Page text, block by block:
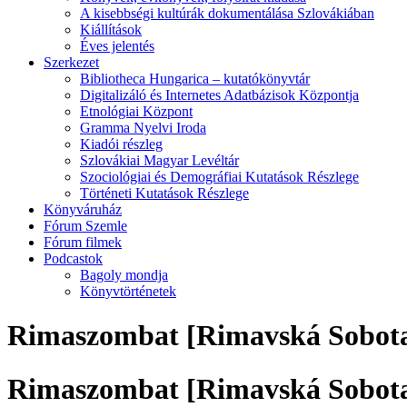
A kisebbségi kultúrák dokumentálása Szlovákiában
Kiállítások
Éves jelentés
Szerkezet
Bibliotheca Hungarica – kutatókönyvtár
Digitalizáló és Internetes Adatbázisok Központja
Etnológiai Központ
Gramma Nyelvi Iroda
Kiadói részleg
Szlovákiai Magyar Levéltár
Szociológiai és Demográfiai Kutatások Részlege
Történeti Kutatások Részlege
Könyváruház
Fórum Szemle
Fórum filmek
Podcastok
Bagoly mondja
Könyvtörténetek
Rimaszombat [Rimavská
Rimaszombat [Rimavská